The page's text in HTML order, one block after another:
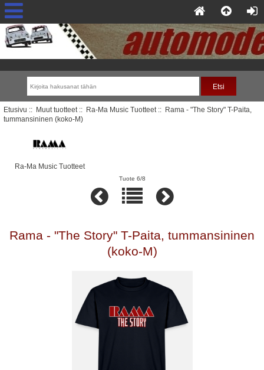
Etusivu :: Muut tuotteet:: Ra-Ma Music Tuotteet:: Rama - "The Story" T-Paita,
tummansininen (koko-M)
Ra-Ma Music Tuotteet
Tuote 6/8
Rama - "The Story" T-Paita, tummansininen
(koko-M)